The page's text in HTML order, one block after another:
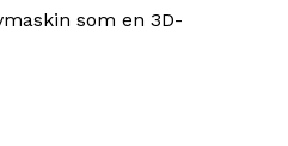
som en 3D-